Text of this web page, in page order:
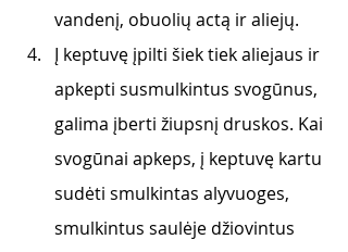
vandenį, obuolių actą ir aliejų.
Į keptuvę įpilti šiek tiek aliejaus ir
apkepti susmulkintus svogūnus,
galima įberti žiupsnį druskos. Kai
svogūnai apkeps, į keptuvę kartu
sudėti smulkintas alyvuoges,
smulkintus saulėje džiovintus